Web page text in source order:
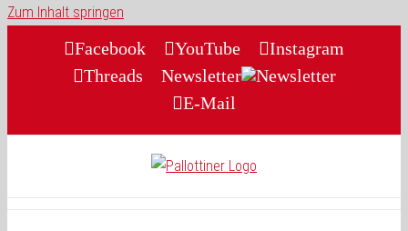
Zum Inhalt springen
Facebook YouTube
Instagram
Threads
Newsletter
E-Mail